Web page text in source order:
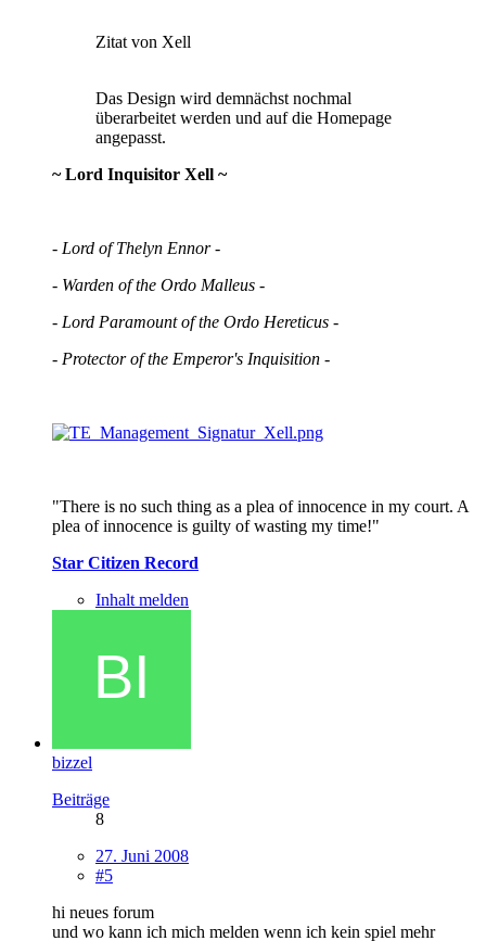
Zitat von Xell
Das Design wird demnächst nochmal
überarbeitet werden und auf die Homepage
angepasst.
~ Lord Inquisitor Xell ~
- Lord of Thelyn Ennor -
- Warden of the Ordo Malleus -
- Lord Paramount of the Ordo Hereticus -
- Protector of the Emperor's Inquisition -
"There is no such thing as a plea of innocence in my court. A
plea of innocence is guilty of wasting my time!"
Star Citizen Record
Inhalt melden
bizzel
Beiträge
8
27. Juni 2008
#5
hi neues forum
und wo kann ich mich melden wenn ich kein spiel mehr